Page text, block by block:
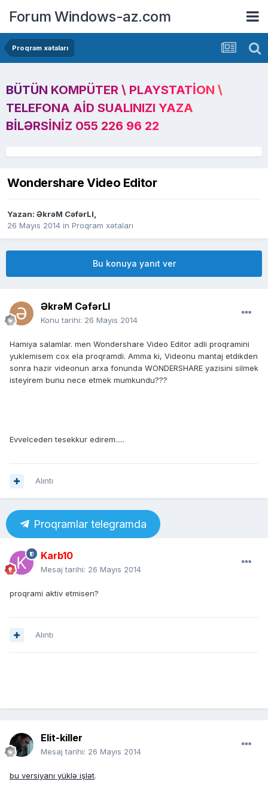
Forum Windows-az.com
Proqram xətaları
BÜTÜN KOMPÜTER \ PLAYSTATION \
TELEFONA AID SUALINIZI YAZA
BILƏRSINIZ 055 226 96 22
Wondershare Video Editor
Yazan: ƏkrəM CəfərLI,
26 Mayıs 2014 in Proqram xətaları
Bu konuya yanıt ver
ƏkrəM CəfərLI
Konu tarihi: 26 Mayıs 2014
Hamiya salamlar. men Wondershare Video Editor adli proqramini
yuklemisem cox ela proqramdi. Amma ki, Videonu mantaj etdikden
sonra hazir videonun arxa fonunda WONDERSHARE yazisini silmek
isteyirem bunu nece etmek mumkundu???
Evvelceden tesekkur edirem.....
Alıntı
Proqramlar telegramda
Karb10
Mesaj tarihi: 26 Mayıs 2014
proqrami aktiv etmisen?
Alıntı
Elit-killer
Mesaj tarihi: 26 Mayıs 2014
bu versiyanı yüklə işlət.